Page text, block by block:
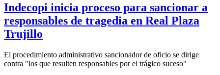
Indecopi inicia proceso para sancionar a
responsables de tragedia en Real Plaza
Trujillo
El procedimiento administrativo sancionador de oficio se dirige
contra "los que resulten responsables por el trágico suceso"